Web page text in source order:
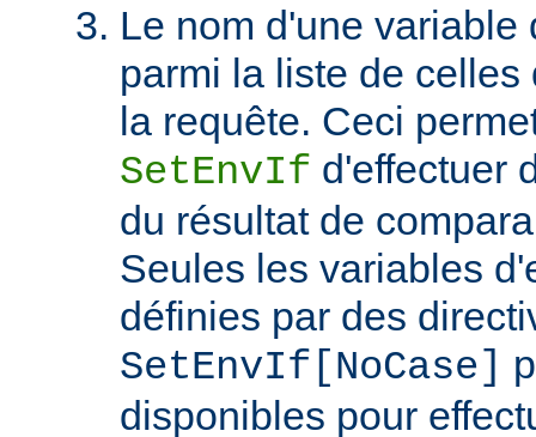
Le nom d'une variable
parmi la liste de
la requête. Ceci
SetEnvIf d'effectuer
du résultat de
Seules les variables
définies par des
SetEnvIf[NoCase]
disponibles pour